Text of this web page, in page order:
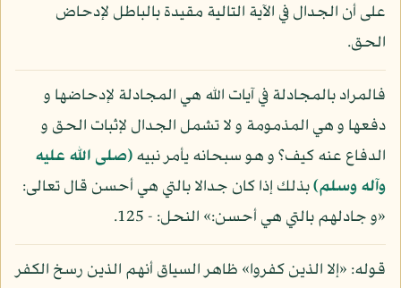
على أن الجدال في الآية التالية مقيدة بالباطل لإدحاض
الحق.
فالمراد بالمجادلة في آيات الله هي المجادلة لإدحاضها و
دفعها و هي المذمومة و لا تشمل الجدال لإثبات الحق و
الدفاع عنه كيف؟ و هو سبحانه يأمر نبيه(صلى الله عليه
وآله وسلم)بذلك إذا كان جدالا بالتي هي أحسن قال تعالى:
«و جادلهم بالتي هي أحسن:» النحل: - 125.
قوله: «إلا الذين كفروا» ظاهر السياق أنهم الذين رسخ الكفر